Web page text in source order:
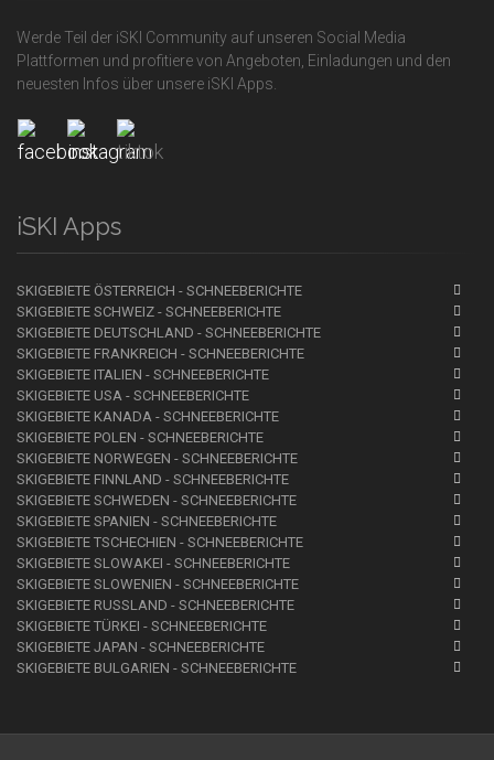
Werde Teil der iSKI Community auf unseren Social Media
Plattformen und profitiere von Angeboten, Einladungen und den
neuesten Infos über unsere iSKI Apps.
iSKI Apps
SKIGEBIETE ÖSTERREICH - SCHNEEBERICHTE
SKIGEBIETE SCHWEIZ - SCHNEEBERICHTE
SKIGEBIETE DEUTSCHLAND - SCHNEEBERICHTE
SKIGEBIETE FRANKREICH - SCHNEEBERICHTE
SKIGEBIETE ITALIEN - SCHNEEBERICHTE
SKIGEBIETE USA - SCHNEEBERICHTE
SKIGEBIETE KANADA - SCHNEEBERICHTE
SKIGEBIETE POLEN - SCHNEEBERICHTE
SKIGEBIETE NORWEGEN - SCHNEEBERICHTE
SKIGEBIETE FINNLAND - SCHNEEBERICHTE
SKIGEBIETE SCHWEDEN - SCHNEEBERICHTE
SKIGEBIETE SPANIEN - SCHNEEBERICHTE
SKIGEBIETE TSCHECHIEN - SCHNEEBERICHTE
SKIGEBIETE SLOWAKEI - SCHNEEBERICHTE
SKIGEBIETE SLOWENIEN - SCHNEEBERICHTE
SKIGEBIETE RUSSLAND - SCHNEEBERICHTE
SKIGEBIETE TÜRKEI - SCHNEEBERICHTE
SKIGEBIETE JAPAN - SCHNEEBERICHTE
SKIGEBIETE BULGARIEN - SCHNEEBERICHTE